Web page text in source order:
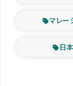
マレー
日本